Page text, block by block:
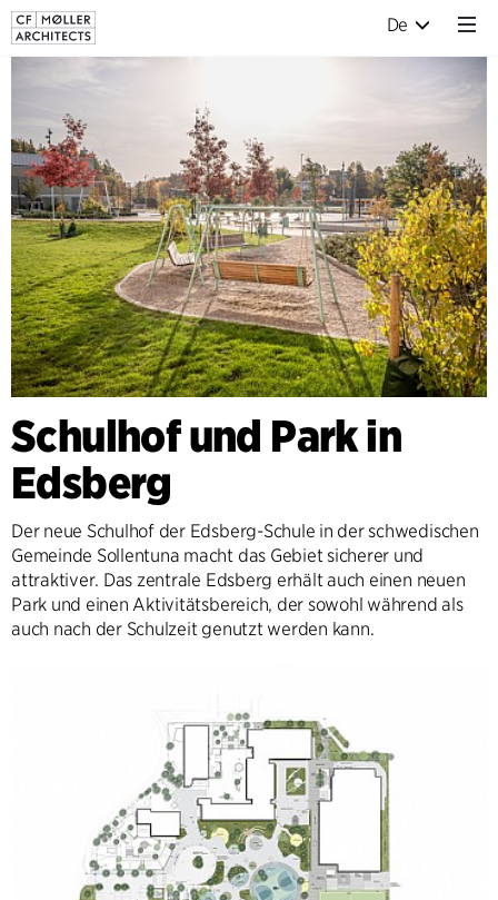
De
Schulhof und Park in
Edsberg
Der neue Schulhof der Edsberg-Schule in der schwedischen
Gemeinde Sollentuna macht das Gebiet sicherer und
attraktiver. Das zentrale Edsberg erhält auch einen neuen
Park und einen Aktivitätsbereich, der sowohl während als
auch nach der Schulzeit genutzt werden kann.